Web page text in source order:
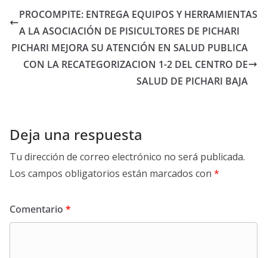
PROCOMPITE: ENTREGA EQUIPOS Y HERRAMIENTAS
A LA ASOCIACIÓN DE PISICULTORES DE PICHARI
PICHARI MEJORA SU ATENCIÓN EN SALUD PUBLICA
CON LA RECATEGORIZACION 1-2 DEL CENTRO DE
SALUD DE PICHARI BAJA
Deja una respuesta
Tu dirección de correo electrónico no será publicada.
Los campos obligatorios están marcados con *
Comentario *